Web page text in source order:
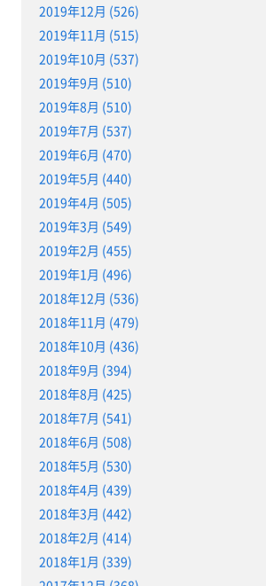
2019年12月 (526)
2019年11月 (515)
2019年10月 (537)
2019年9月 (510)
2019年8月 (510)
2019年7月 (537)
2019年6月 (470)
2019年5月 (440)
2019年4月 (505)
2019年3月 (549)
2019年2月 (455)
2019年1月 (496)
2018年12月 (536)
2018年11月 (479)
2018年10月 (436)
2018年9月 (394)
2018年8月 (425)
2018年7月 (541)
2018年6月 (508)
2018年5月 (530)
2018年4月 (439)
2018年3月 (442)
2018年2月 (414)
2018年1月 (339)